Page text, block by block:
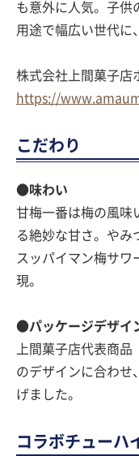
も意外に人気。子供
用途で幅広い世代に
株式会社上間菓子店
https://
こだわり
●味わい
甘梅一番は梅の風味
る絶妙な甘さ。やみ
スッパイマン梅サワ
現。
●パッケージデザイ
上間菓子店代表商品
のデザインに合わせ
げました。
コラボチューハ